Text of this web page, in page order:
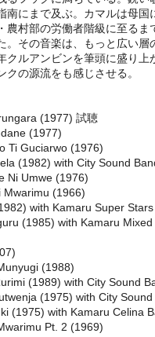
南にまで及ぶ。カマルは母国
農村部の労働者階級に至るま
。その音楽は、もっと広い層
クルアンビンを筆頭に盛り上
クの源流をも感じさせる。
(1977) 試聴
(1977)
Ti Guciarwo (1976)
(1982) with City Sound
Ni Umwe (1976)
Mwarimu (1966)
with Kamaru Super Stars
(1985) with Kamaru
(1988)
(1989) with City Sound
(1975) with City Sound
(1975) with Kamaru Celina
Pt. 2 (1969)